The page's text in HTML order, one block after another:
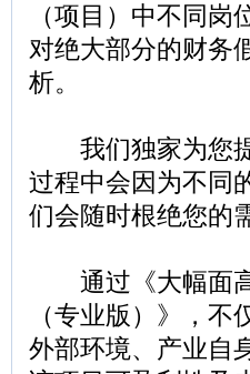
（项目）中不同
对绝大部分的财务
析。
我们独家为您提
过程中会因为不同
们会随时根绝您的
通过《大幅面高
（专业版）》，
外部环境、产业自